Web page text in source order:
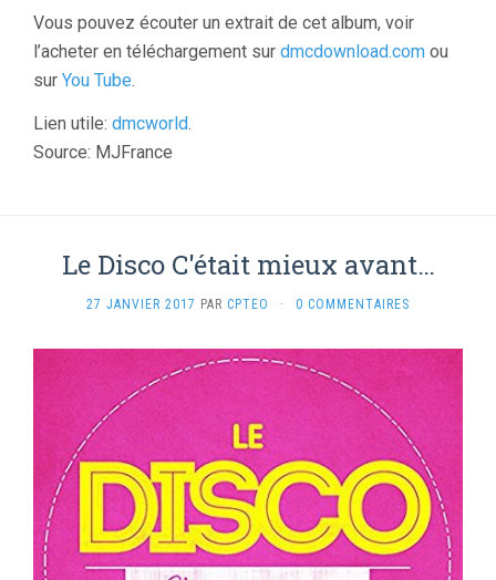
Vous pouvez écouter un extrait de cet album, voir
l’acheter en téléchargement sur dmcdownload.com ou
sur You Tube.
Lien utile: dmcworld.
Source: MJFrance
Le Disco C'était mieux avant…
27 JANVIER 2017 PAR CPTEO · 0 COMMENTAIRES